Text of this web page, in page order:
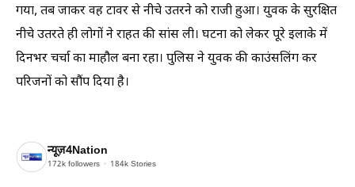
गया, तब जाकर वह टावर से नीचे उतरने को राजी हुआ। युवक के सुरक्षित
नीचे उतरते ही लोगों ने राहत की सांस ली। घटना को लेकर पूरे इलाके में
दिनभर चर्चा का माहौल बना रहा। पुलिस ने युवक की काउंसलिंग कर
परिजनों को सौंप दिया है।
न्यूज़4Nation
172k followers 184k Stories